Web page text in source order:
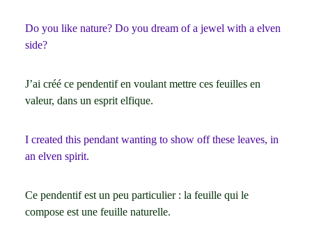
Do you like nature? Do you dream of a jewel with a elven
side?
J’ai créé ce pendentif en voulant mettre ces feuilles en
valeur, dans un esprit elfique.
I created this pendant wanting to show off these leaves, in
an elven spirit.
Ce pendentif est un peu particulier : la feuille qui le
compose est une feuille naturelle.